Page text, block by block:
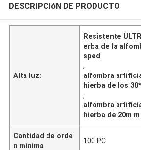
DESCRIPCIóN DE PRODUCTO
Alta luz:
Resistente
erba de la
sped
,
alfombra
hierba de los
,
alfombra
hierba de 20m m
Cantidad de orde
n mínima
100 PC